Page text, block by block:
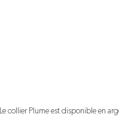
Le collierPlume est disponibleen